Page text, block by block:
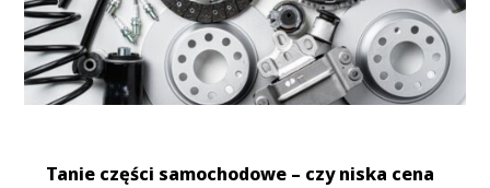
Tanie części samochodowe – czy niska cena